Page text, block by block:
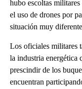
hubo escoltas
el uso de drones por
situación muy
Los oficiales militares
la industria energética
prescindir de los
encuentran